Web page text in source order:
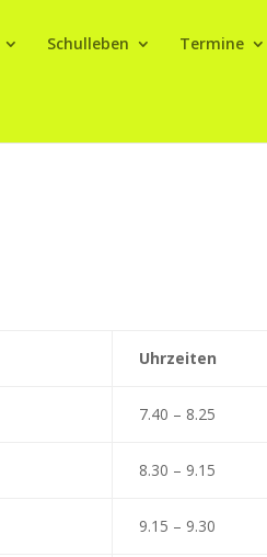
Schulleben Termine
Uhrzeiten
7.40 – 8.25
8.30 – 9.15
9.15 – 9.30